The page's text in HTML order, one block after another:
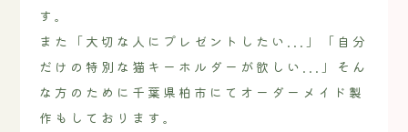
す。
また「大切な人にプレゼントしたい...」「自分
だけの特別な猫キーホルダーが欲しい...」そん
な方のために千葉県柏市にてオーダーメイド製
作もしております。